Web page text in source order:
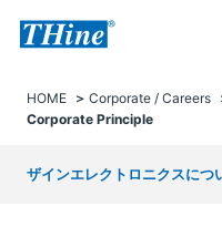
HOME Corporate / Careers
Corporate Principle
ザインエレクトロニクスにつ